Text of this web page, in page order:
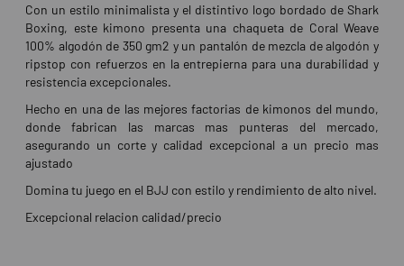
Con un estilo minimalista y el distintivo logo bordado de Shark
Boxing, este kimono presenta una chaqueta de Coral Weave
100% algodón de 350 gm2 y un pantalón de mezcla de algodón y
ripstop con refuerzos en la entrepierna para una durabilidad y
resistencia excepcionales.
Hecho en una de las mejores factorias de kimonos del mundo,
donde fabrican las marcas mas punteras del mercado,
asegurando un corte y calidad excepcional a un precio mas
ajustado
Domina tu juego en el BJJ con estilo y rendimiento de alto nivel.
Excepcional relacion calidad/precio